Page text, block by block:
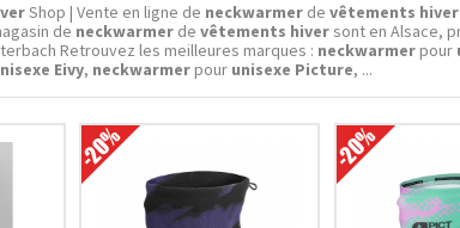
Shop | Vente en ligne de neckwarmer de vêtements hiver
de neckwarmer de vêtements hiversont en Alsace,
Retrouvez les meilleures marques : neckwarmerpour
Eivy, neckwarmerpour unisexe Picture, ...